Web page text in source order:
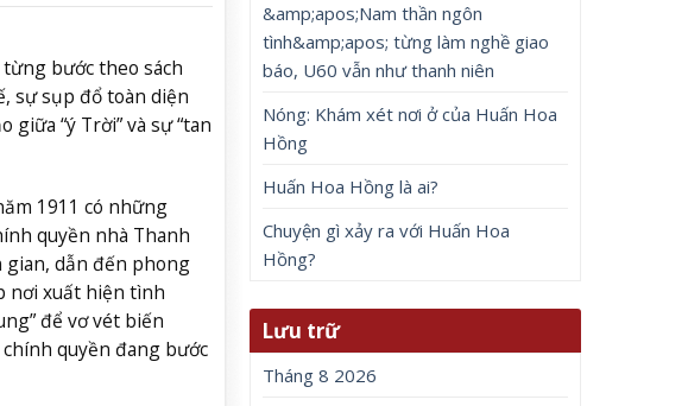
bước theo sách
sự sụp đổ toàn diện
“ý Trời” và sự “tan
1911 có những
quyền nhà Thanh
gian, dẫn đến phong
nơi xuất hiện tình
để vơ vét biến
quyền đang bước
&amp;apos;Nam thần ngôn
tình&amp;apos; từng làm nghề giao
báo, U60 vẫn như thanh niên
Nóng: Khám xét nơi ở của Huấn Hoa
Hồng
Huấn Hoa Hồng là ai?
Chuyện gì xảy ra với Huấn Hoa
Hồng?
Lưu trữ
Tháng 8 2026